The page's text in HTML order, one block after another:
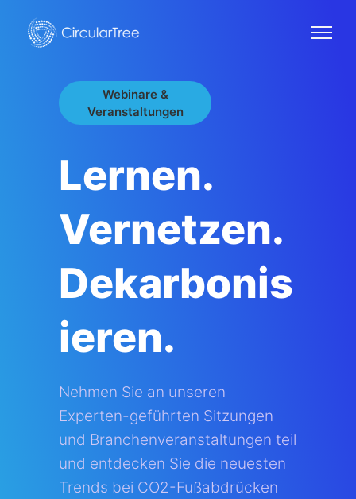
Webinare &
Veranstaltungen
Lernen.
Vernetzen.
Dekarbonis
ieren.
Nehmen Sie an unseren
Experten-geführten Sitzungen
und Branchenveranstaltungen teil
und entdecken Sie die neuesten
Trends bei CO2-Fußabdrücken